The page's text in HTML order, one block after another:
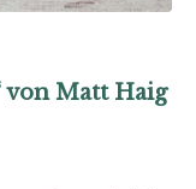
von Matt Haig